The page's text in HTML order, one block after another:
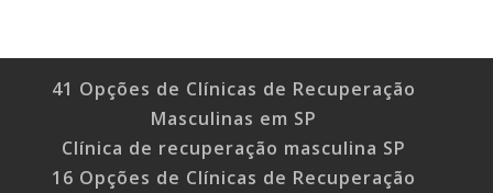
41 Opções de Clínicas de Recuperação
Masculinas em SP
Clínica de recuperação masculina SP
16 Opções de Clínicas de Recuperação